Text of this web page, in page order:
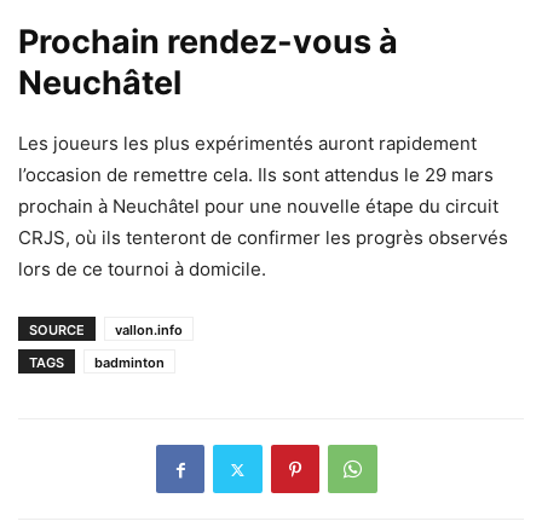
Prochain rendez-vous à
Neuchâtel
Les joueurs les plus expérimentés auront rapidement
l’occasion de remettre cela. Ils sont attendus le 29 mars
prochain à Neuchâtel pour une nouvelle étape du circuit
CRJS, où ils tenteront de confirmer les progrès observés
lors de ce tournoi à domicile.
SOURCE
vallon.info
TAGS
badminton